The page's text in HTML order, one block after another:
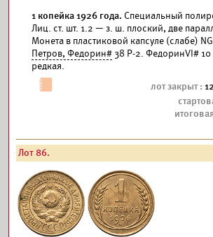
1 копейка 1926 года. Специальный
Лиц. ст. шт. 1.2 — з. ш. плоский, две
Монета в пластиковой капсуле (слабе)
Петров, Федорин#38 Р-2. ФедоринVI#
редкая.
Лот 86.